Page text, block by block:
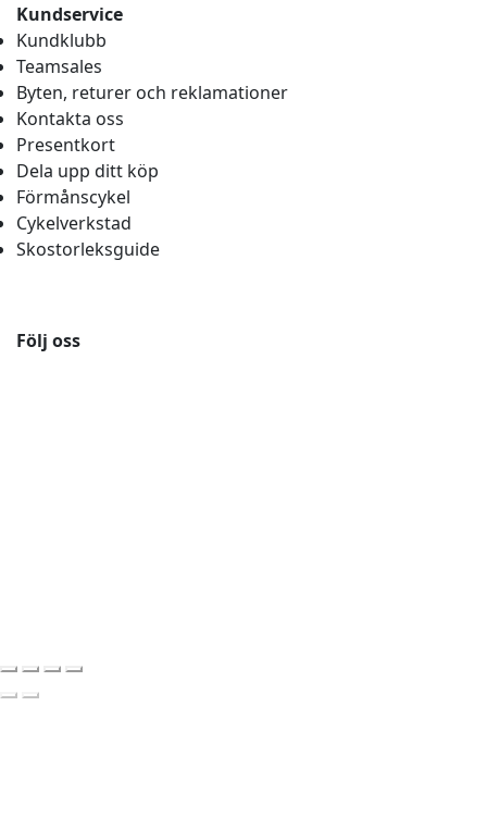
Kundservice
Kundklubb
Teamsales
Byten, returer och reklamationer
Kontakta oss
Presentkort
Dela upp ditt köp
Förmånscykel
Cykelverkstad
Skostorleksguide
Följ oss